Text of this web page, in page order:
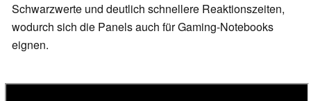
Schwarzwerte und deutlich schnellere Reaktionszeiten,
wodurch sich die Panels auch für Gaming-Notebooks
eignen.